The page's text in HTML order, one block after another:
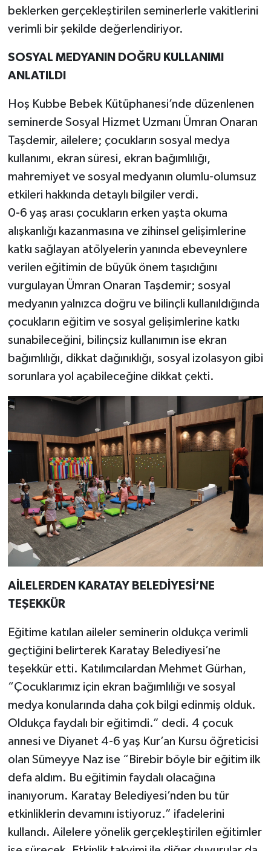
beklerken gerçekleştirilen seminerlerle vakitlerini
verimli bir şekilde değerlendiriyor.
SOSYAL MEDYANIN DOĞRU KULLANIMI
ANLATILDI
Hoş Kubbe Bebek Kütüphanesi’nde düzenlenen
seminerde Sosyal Hizmet Uzmanı Ümran Onaran
Taşdemir, ailelere; çocukların sosyal medya
kullanımı, ekran süresi, ekran bağımlılığı,
mahremiyet ve sosyal medyanın olumlu-olumsuz
etkileri hakkında detaylı bilgiler verdi.
0-6 yaş arası çocukların erken yaşta okuma
alışkanlığı kazanmasına ve zihinsel gelişimlerine
katkı sağlayan atölyelerin yanında ebeveynlere
verilen eğitimin de büyük önem taşıdığını
vurgulayan Ümran Onaran Taşdemir; sosyal
medyanın yalnızca doğru ve bilinçli kullanıldığında
çocukların eğitim ve sosyal gelişimlerine katkı
sunabileceğini, bilinçsiz kullanımın ise ekran
bağımlılığı, dikkat dağınıklığı, sosyal izolasyon gibi
sorunlara yol açabileceğine dikkat çekti.
AİLELERDEN KARATAY BELEDİYESİ’NE
TEŞEKKÜR
Eğitime katılan aileler seminerin oldukça verimli
geçtiğini belirterek Karatay Belediyesi’ne
teşekkür etti. Katılımcılardan Mehmet Gürhan,
“Çocuklarımız için ekran bağımlılığı ve sosyal
medya konularında daha çok bilgi edinmiş olduk.
Oldukça faydalı bir eğitimdi.” dedi. 4 çocuk
annesi ve Diyanet 4-6 yaş Kur’an Kursu öğreticisi
olan Sümeyye Naz ise “Birebir böyle bir eğitim ilk
defa aldım. Bu eğitimin faydalı olacağına
inanıyorum. Karatay Belediyesi’nden bu tür
etkinliklerin devamını istiyoruz.” ifadelerini
kullandı. Ailelere yönelik gerçekleştirilen eğitimler